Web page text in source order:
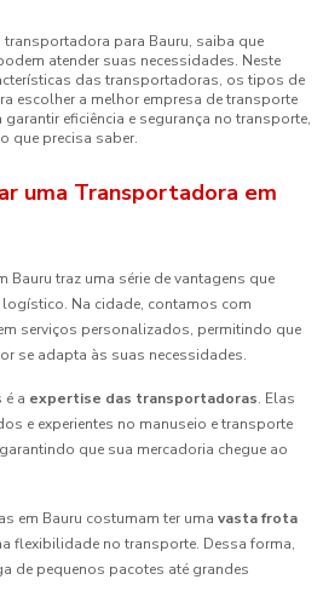
transportadora para Bauru, saiba que
atender suas necessidades. Neste
das transportadoras, os tipos de
escolher a melhor empresa de transporte
garantir eficiência e segurança no transporte,
que precisa saber.
uma Transportadora em
traz uma série de vantagens que
Na cidade, contamos com
serviços personalizados, permitindo que
se adapta às suas necessidades.
a expertise das transportadoras. Elas
e experientes no manuseio e transporte
que sua mercadoria chegue ao
em Bauru costumam ter uma vasta frota
flexibilidade no transporte. Dessa forma,
de pequenos pacotes até grandes